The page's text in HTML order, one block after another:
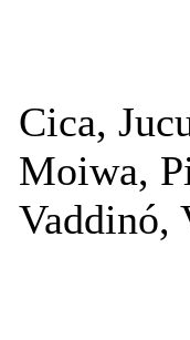
Cica,
Moiwa,
Vaddinó,